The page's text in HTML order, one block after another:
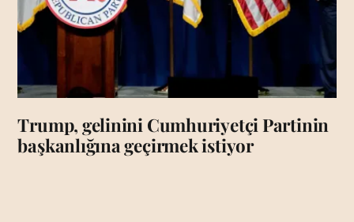
Trump, gelinini Cumhuriyetçi Partinin
başkanlığına geçirmek istiyor